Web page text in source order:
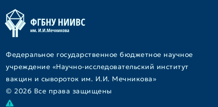
Федеральное государственное бюджетное научное
учреждение «Научно-исследовательский институт
вакцин и сывороток им. И.И. Мечникова»
© 2026 Все права защищены